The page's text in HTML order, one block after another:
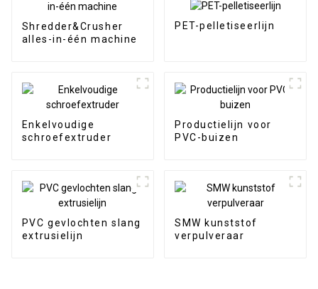
Shredder&Crusher
alles-in-één machine
PET-pelletiseerlijn
Enkelvoudige
schroefextruder
Productielijn voor
PVC-buizen
PVC gevlochten slang
extrusielijn
SMW kunststof
verpulveraar